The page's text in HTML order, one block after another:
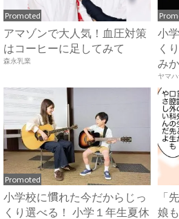
Promoted
アマゾンで大人気！血圧対策
はコーヒーに足してみて
森永乳業
小
く
み
ュ...
ヤマ
Promoted
小学校に慣れた今だからじっ
くり選べる！ 小学１年生夏休
「
娘